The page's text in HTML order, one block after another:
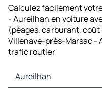
Calculez facilement
- Aureilhan en voiture
(péages, carburant,
Villenave-près-Marsac -
trafic routier
Aureilhan